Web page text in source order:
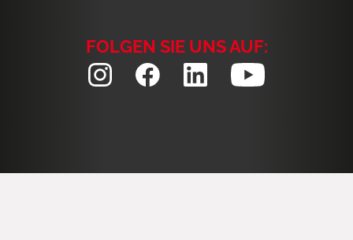
FOLGEN SIE UNS AUF: